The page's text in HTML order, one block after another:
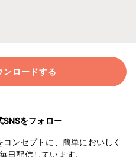
ンロードする
SNSをフォロー
コンセプトに、簡単においしく
日配信しています。